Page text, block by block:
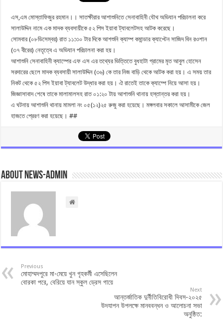
এস,এম মোস্তাফিজুর রহমান।। সাতক্ষীরার আশাশুনিতে সেনাবাহিনী যৌথ অভিযান পরিচালনা করে
সালাউদ্দিন নামে এক মাদক ব্যবসায়ীকে ৫২ পিস ইয়াবা ট্যাবলেটসহ আটক করেছে।
সোমবার (০৮ডিসেম্বর) রাত ১১:৩০ টার দিকে আশশুনি ক্যাম্প কমান্ডার ক্যাপ্টেন সাজিদ বিন রওশান
(৩৭ বীরের) নেতৃত্বে এ অভিযান পরিচালনা করা হয়।
আশাশুনি সেনাবাহিনী ক্যাম্পের এফ এস এর তথ্যের ভিত্তিতে বুধহাটা গ্রামের মৃত আবুল হোসেন
সরদারের ছেলে মাদক ব্যবসায়ী সালাউদ্দিন (৩৬) কে তার নিজ বাড়ি থেকে আটক করা হয়। এ সময় তার
নিকট থেকে ৫২ পিস ইয়াবা ট্যাবলেট উদ্ধার করা হয়। ঐ রাতেই তাকে ক্যাম্পে নিয়ে আসা হয়।
জিজ্ঞাসাবাদ শেষে তাকে মালামালসহ রাত ০১:২০ টায় আশাশুনি থানায় হস্তান্তর করা হয়।
এ ঘটনায় আশাশুনি থানায় মামলা নং ০৫(১২)২৫ রুজু করা হয়েছে। মঙ্গলবার সকালে আসামীকে জেল
হাজতে প্রেরণ করা হয়েছে। ##
About news-admin
Previous
মোহাম্মদপুরে মা-মেয়ে খুন গৃহকর্মী এসেছিলেন
বোরকা পরে, বেরিয়ে যান স্কুল ড্রেস গায়ে
Next
আন্তর্জাতিক দুর্নীতিবিরোধী দিবস-২০২৫
উদযাপন উপলক্ষে মানববন্ধন ও আলোচনা সভা
অনুষ্ঠিত: